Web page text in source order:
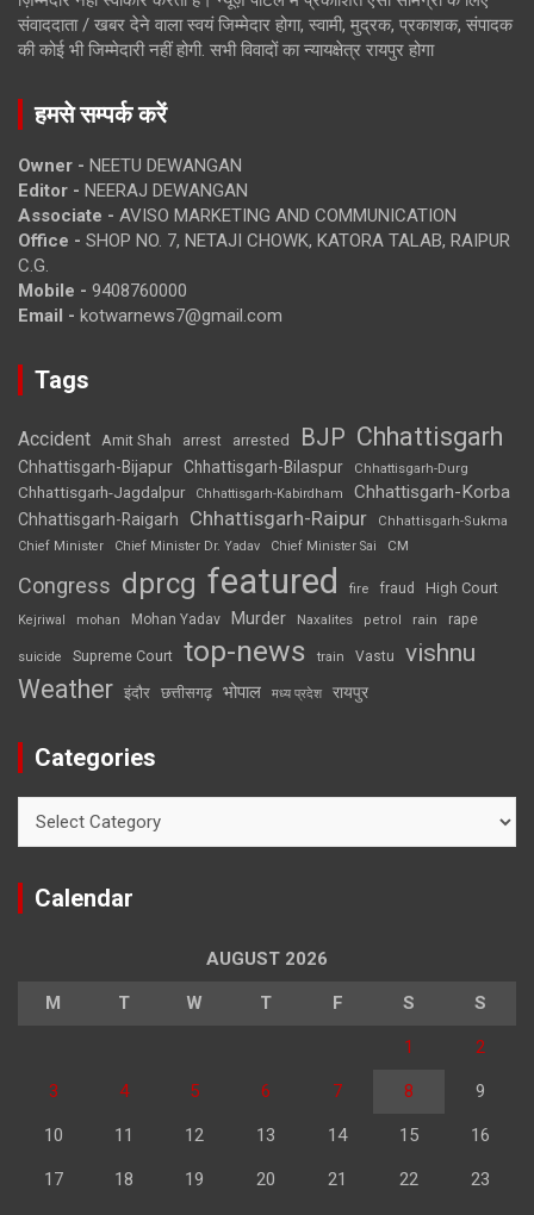
संवाददाता / खबर देने वाला स्वयं जिम्मेदार होगा, स्वामी, मुद्रक, प्रकाशक, संपादक
की कोई भी जिम्मेदारी नहीं होगी. सभी विवादों का न्यायक्षेत्र रायपुर होगा
हमसे सम्पर्क करें
Owner - NEETU DEWANGAN
Editor - NEERAJ DEWANGAN
Associate - AVISO MARKETING AND COMMUNICATION
Office - SHOP NO. 7, NETAJI CHOWK, KATORA TALAB, RAIPUR
C.G.
Mobile - 9408760000
Email - kotwarnews7@gmail.com
Tags
Accident Amit Shah arrest arrested BJP Chhattisgarh
Chhattisgarh-Bijapur Chhattisgarh-Bilaspur Chhattisgarh-Durg
Chhattisgarh-Jagdalpur Chhattisgarh-Kabirdham Chhattisgarh-Korba
Chhattisgarh-Raigarh Chhattisgarh-Raipur
Chhattisgarh-Sukma
Chief Minister
Chief Minister Dr. Yadav Chief Minister Sai CM
Congress dprcg featured fire fraud High Court
Kejriwal mohan Mohan Yadav Murder Naxalites petrol rain rape
suicide Supreme Court top-news train Vastu vishnu
Weather इंदौर छत्तीसगढ़ भोपाल मध्य प्रदेश रायपुर
Categories
Calendar
AUGUST 2026
M T W T F S S
1 2
3 4 5 6 7 8 9
10 11 12 13 14 15 16
17 18 19 20 21 22 23